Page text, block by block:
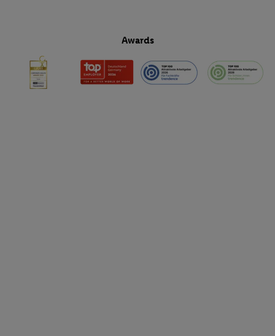
Awards